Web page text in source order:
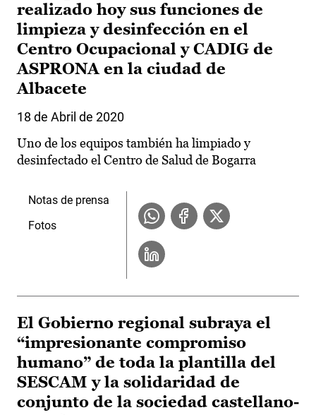
realizado hoy sus funciones de
limpieza y desinfección en el
Centro Ocupacional y CADIG de
ASPRONA en la ciudad de
Albacete
18 de Abril de 2020
Uno de los equipos también ha limpiado y
desinfectado el Centro de Salud de Bogarra
Notas de prensa
Fotos
El Gobierno regional subraya el
“impresionante compromiso
humano” de toda la plantilla del
SESCAM y la solidaridad de
conjunto de la sociedad castellano-